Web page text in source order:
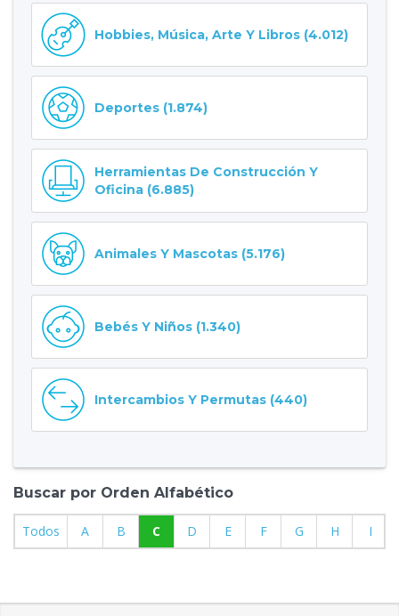
Hobbies, Música, Arte Y Libros (4.012)
Deportes (1.874)
Herramientas De Construcción Y
Oficina (6.885)
Animales Y Mascotas (5.176)
Bebés Y Niños (1.340)
Intercambios Y Permutas (440)
Buscar por Orden Alfabético
Todos A B C D E F G H I